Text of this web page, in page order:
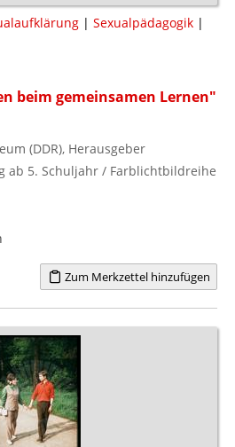
| Sexualpädagogik |
beim gemeinsamen Lernen"
(DDR), Herausgeber
ab 5. Schuljahr / Farblichtbildreihe
Zum Merkzettel hinzufügen